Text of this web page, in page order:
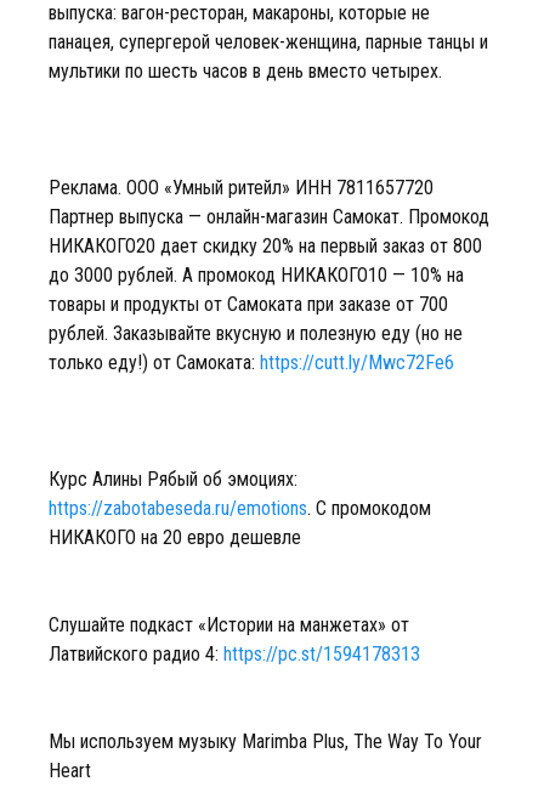
выпуска: вагон-ресторан, макароны, которые не
панацея, супергерой человек-женщина, парные танцы и
мультики по шесть часов в день вместо четырех.
Реклама. ООО «Умный ритейл» ИНН 7811657720
Партнер выпуска — онлайн-магазин Самокат. Промокод
НИКАКОГО20 дает скидку 20% на первый заказ от 800
до 3000 рублей. А промокод НИКАКОГО10 — 10% на
товары и продукты от Самоката при заказе от 700
рублей. Заказывайте вкусную и полезную еду (но не
только еду!) от Самоката: https://cutt.ly/Mwc72Fe6
Курс Алины Рябый об эмоциях:
https://zabotabeseda.ru/emotions. С промокодом
НИКАКОГО на 20 евро дешевле
Слушайте подкаст «Истории на манжетах» от
Латвийского радио 4: https://pc.st/1594178313
Мы используем музыку Marimba Plus, The Way To Your
Heart